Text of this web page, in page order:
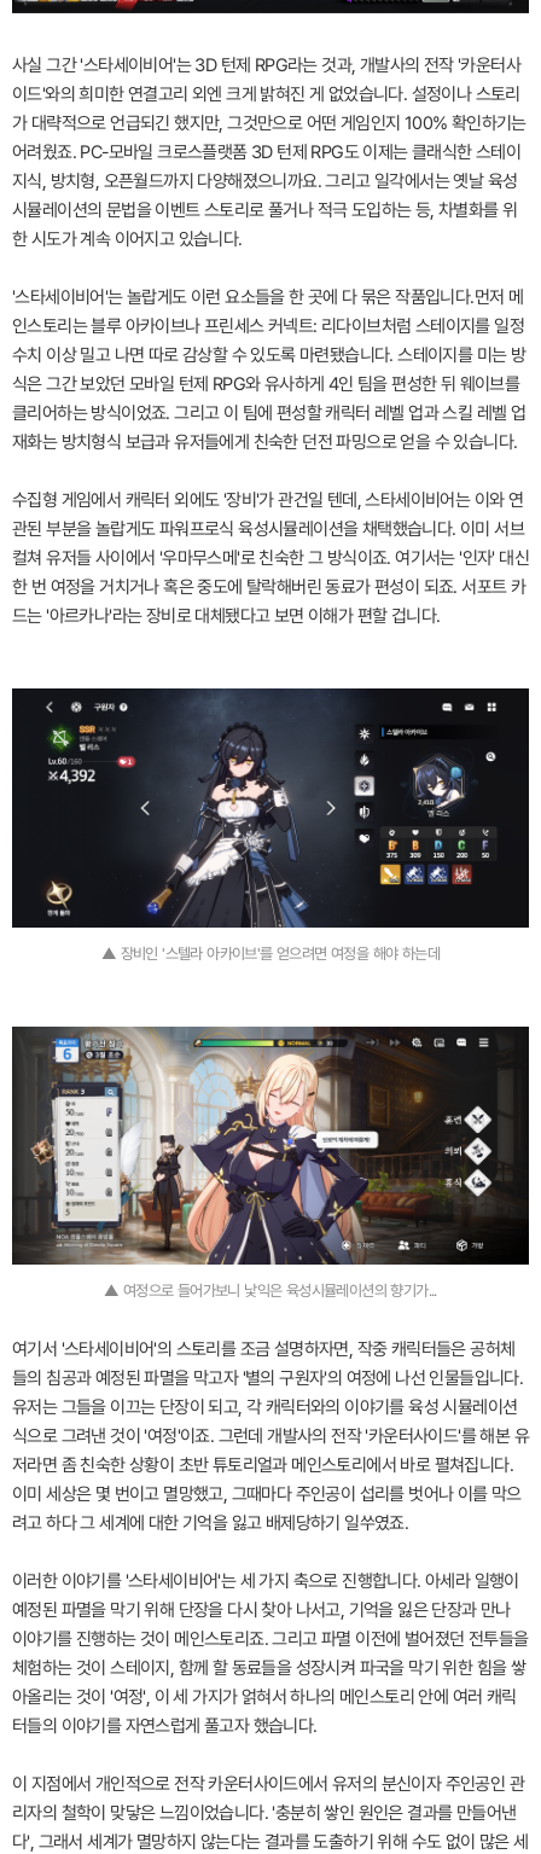
사실 그간 '스타세이비어'는 3D 턴제 RPG라는 것과, 개발사의 전작 '카운터사
이드'와의 희미한 연결고리 외엔 크게 밝혀진 게 없었습니다. 설정이나 스토리
가 대략적으로 언급되긴 했지만, 그것만으로 어떤 게임인지 100% 확인하기는
어려웠죠. PC-모바일 크로스플랫폼 3D 턴제 RPG도 이제는 클래식한 스테이
지식, 방치형, 오픈월드까지 다양해졌으니까요. 그리고 일각에서는 옛날 육성
시뮬레이션의 문법을 이벤트 스토리로 풀거나 적극 도입하는 등, 차별화를 위
한 시도가 계속 이어지고 있습니다.
'스타세이비어'는 놀랍게도 이런 요소들을 한 곳에 다 묶은 작품입니다.먼저 메
인스토리는 블루 아카이브나 프린세스 커넥트: 리다이브처럼 스테이지를 일정
수치 이상 밀고 나면 따로 감상할 수 있도록 마련됐습니다. 스테이지를 미는 방
식은 그간 보았던 모바일 턴제 RPG와 유사하게 4인 팀을 편성한 뒤 웨이브를
클리어하는 방식이었죠. 그리고 이 팀에 편성할 캐릭터 레벨 업과 스킬 레벨 업
재화는 방치형식 보급과 유저들에게 친숙한 던전 파밍으로 얻을 수 있습니다.
수집형 게임에서 캐릭터 외에도 '장비'가 관건일 텐데, 스타세이비어는 이와 연
관된 부분을 놀랍게도 파워프로식 육성시뮬레이션을 채택했습니다. 이미 서브
컬쳐 유저들 사이에서 '우마무스메'로 친숙한 그 방식이죠. 여기서는 '인자' 대신
한 번 여정을 거치거나 혹은 중도에 탈락해버린 동료가 편성이 되죠. 서포트 카
드는 '아르카나'라는 장비로 대체됐다고 보면 이해가 편할 겁니다.
▲ 장비인 '스텔라 아카이브'를 얻으려면 여정을 해야 하는데
▲ 여정으로 들어가보니 낯익은 육성시뮬레이션의 향기가...
여기서 '스타세이비어'의 스토리를 조금 설명하자면, 작중 캐릭터들은 공허체
들의 침공과 예정된 파멸을 막고자 '별의 구원자'의 여정에 나선 인물들입니다.
유저는 그들을 이끄는 단장이 되고, 각 캐릭터와의 이야기를 육성 시뮬레이션
식으로 그려낸 것이 '여정'이죠. 그런데 개발사의 전작 '카운터사이드'를 해본 유
저라면 좀 친숙한 상황이 초반 튜토리얼과 메인스토리에서 바로 펼쳐집니다.
이미 세상은 몇 번이고 멸망했고, 그때마다 주인공이 섭리를 벗어나 이를 막으
려고 하다 그 세계에 대한 기억을 잃고 배제당하기 일쑤였죠.
이러한 이야기를 '스타세이비어'는 세 가지 축으로 진행합니다. 아세라 일행이
예정된 파멸을 막기 위해 단장을 다시 찾아 나서고, 기억을 잃은 단장과 만나
이야기를 진행하는 것이 메인스토리죠. 그리고 파멸 이전에 벌어졌던 전투들을
체험하는 것이 스테이지, 함께 할 동료들을 성장시켜 파국을 막기 위한 힘을 쌓
아올리는 것이 '여정', 이 세 가지가 얽혀서 하나의 메인스토리 안에 여러 캐릭
터들의 이야기를 자연스럽게 풀고자 했습니다.
이 지점에서 개인적으로 전작 카운터사이드에서 유저의 분신이자 주인공인 관
리자의 철학이 맞닿은 느낌이었습니다. '충분히 쌓인 원인은 결과를 만들어낸
다', 그래서 세계가 멸망하지 않는다는 결과를 도출하기 위해 수도 없이 많은 세